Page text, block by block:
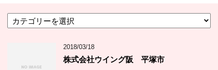
テ
2018/03/18
株式会社ウイング阪 平塚市